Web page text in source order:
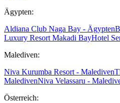
Ägypten:
Aldiana Club Naga Bay - Ägypten
Luxury Resort Makadi BayHotel
Malediven:
Niva Kurumba Resort - Malediven
MaledivenNiva Velassaru -
Österreich: